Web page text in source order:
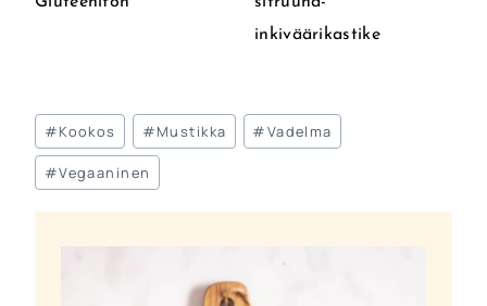
inkiväärikastike
Avainsanat:
#Kookos #Mustikka #Vadelma
#Vegaaninen